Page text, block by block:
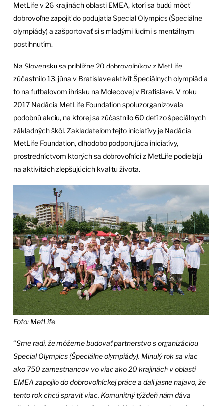
MetLife v 26 krajinách oblasti EMEA, ktorí sa budú môcť
dobrovoľne zapojiť do podujatia Special Olympics (Špeciálne
olympiády) a zašportovať si s mladými ľuďmi s mentálnym
postihnutím.
Na Slovensku sa približne 20 dobrovoľníkov z MetLife
zúčastnilo 13. júna v Bratislave aktivít Špeciálnych olympiád a
to na futbalovom ihrisku na Molecovej v Bratislave. V roku
2017 Nadácia MetLife Foundation spoluzorganizovala
podobnú akciu, na ktorej sa zúčastnilo 60 detí zo špeciálnych
základných škôl. Zakladateľom tejto iniciatívy je Nadácia
MetLife Foundation, dlhodobo podporujúca iniciatívy,
prostredníctvom ktorých sa dobrovoľníci z MetLife podieľajú
na aktivitách zlepšujúcich kvalitu života.
Foto: MetLife
“Sme radi, že môžeme budovať partnerstvo s organizáciou
Special Olympics (Špeciálne olympiády). Minulý rok sa viac
ako 750 zamestnancov vo viac ako 20 krajinách v oblasti
EMEA zapojilo do dobrovoľníckej práce a dali jasne najavo, že
tento rok chcú spraviť viac. Komunitný týždeň nám dáva